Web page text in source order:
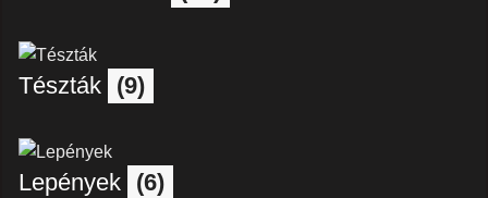
Tészták (9)
Lepények (6)